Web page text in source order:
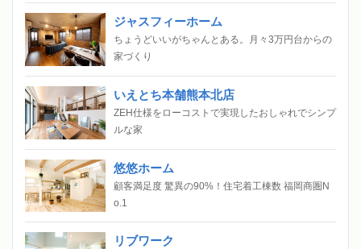
ジャスフィーホーム
ちょうどいいがちゃんとある。月々3万円台からの
家づくり
いえとち本舗熊本北店
ZEH仕様をローコストで実現したおしゃれでシンプ
ルな家
悠悠ホーム
顧客満足度 驚異の90%！住宅着工棟数 福岡商圏N
o.1
リブワーク